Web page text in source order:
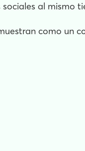
al mismo
como un